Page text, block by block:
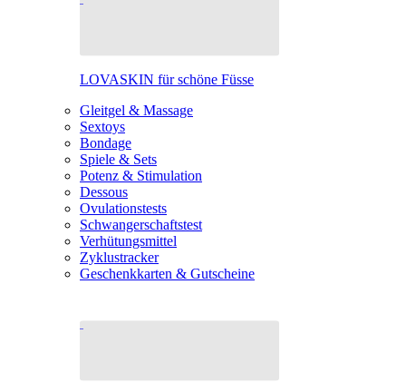
LOVASKIN für schöne Füsse
Gleitgel & Massage
Sextoys
Bondage
Spiele & Sets
Potenz & Stimulation
Dessous
Ovulationstests
Schwangerschaftstest
Verhütungsmittel
Zyklustracker
Geschenkkarten & Gutscheine